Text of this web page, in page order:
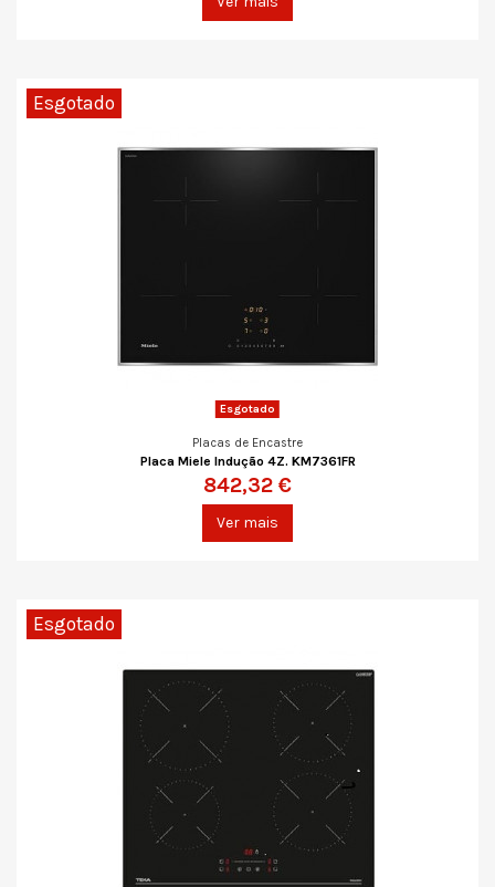
Esgotado
Esgotado
Placas de Encastre
Placa Miele Indução 4Z. KM7361FR
842,32 €
Ver mais
Esgotado